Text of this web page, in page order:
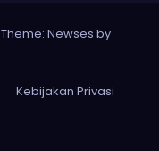
Theme: Newses by
Kebijakan Privasi